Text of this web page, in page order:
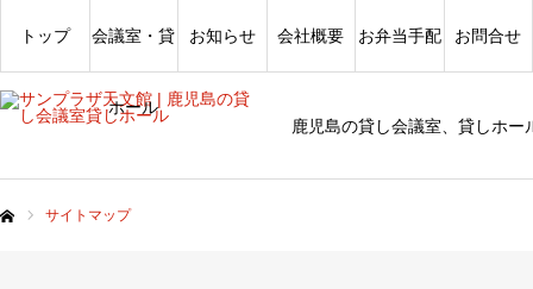
鹿児島の貸し会議室、貸しホー
トップ 会議室・貸
ホール
お知らせ 会社概要 お弁当手配 お問合せ
サイトマップ